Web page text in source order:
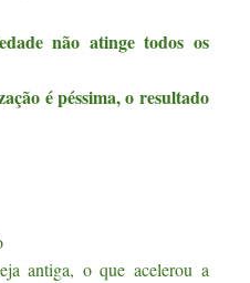
não atinge todos os
é péssima, o resultado
antiga, o que acelerou a